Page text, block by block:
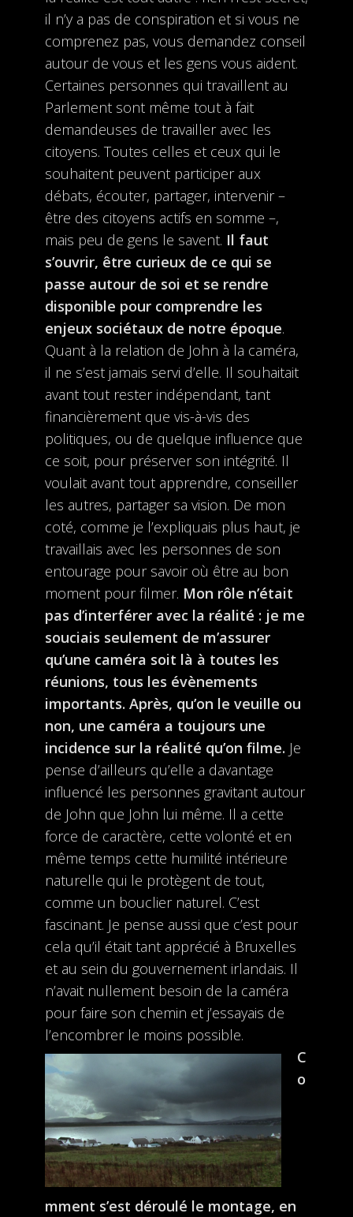
il n’y a pas de conspiration et si vous ne
comprenez pas, vous demandez conseil
autour de vous et les gens vous aident.
Certaines personnes qui travaillent au
Parlement sont même tout à fait
demandeuses de travailler avec les
citoyens. Toutes celles et ceux qui le
souhaitent peuvent participer aux
débats, écouter, partager, intervenir –
être des citoyens actifs en somme –,
mais peu de gens le savent. Il faut
s’ouvrir, être curieux de ce qui se
passe autour de soi et se rendre
disponible pour comprendre les
enjeux sociétaux de notre époque.
Quant à la relation de John à la caméra,
il ne s’est jamais servi d’elle. Il souhaitait
avant tout rester indépendant, tant
financièrement que vis-à-vis des
politiques, ou de quelque influence que
ce soit, pour préserver son intégrité. Il
voulait avant tout apprendre, conseiller
les autres, partager sa vision. De mon
coté, comme je l’expliquais plus haut, je
travaillais avec les personnes de son
entourage pour savoir où être au bon
moment pour filmer. Mon rôle n’était
pas d’interférer avec la réalité : je me
souciais seulement de m’assurer
qu’une caméra soit là à toutes les
réunions, tous les évènements
importants. Après, qu’on le veuille ou
non, une caméra a toujours une
incidence sur la réalité qu’on filme. Je
pense d’ailleurs qu’elle a davantage
influencé les personnes gravitant autour
de John que John lui même. Il a cette
force de caractère, cette volonté et en
même temps cette humilité intérieure
naturelle qui le protègent de tout,
comme un bouclier naturel. C’est
fascinant. Je pense aussi que c’est pour
cela qu’il était tant apprécié à Bruxelles
et au sein du gouvernement irlandais. Il
n’avait nullement besoin de la caméra
pour faire son chemin et j’essayais de
l’encombrer le moins possible.
C
o
mment s’est déroulé le montage, en